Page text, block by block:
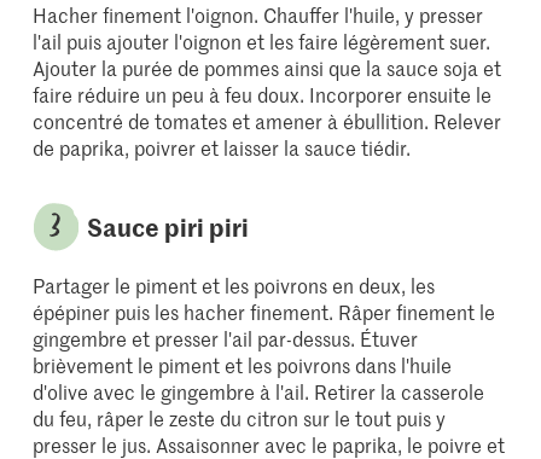
Hacher finement l'oignon. Chauffer l'huile, y presser
l'ail puis ajouter l'oignon et les faire légèrement suer.
Ajouter la purée de pommes ainsi que la sauce soja et
faire réduire un peu à feu doux. Incorporer ensuite le
concentré de tomates et amener à ébullition. Relever
de paprika, poivrer et laisser la sauce tiédir.
Sauce piri piri
Partager le piment et les poivrons en deux, les
épépiner puis les hacher finement. Râper finement le
gingembre et presser l'ail par-dessus. Étuver
brièvement le piment et les poivrons dans l'huile
d'olive avec le gingembre à l'ail. Retirer la casserole
du feu, râper le zeste du citron sur le tout puis y
presser le jus. Assaisonner avec le paprika, le poivre et